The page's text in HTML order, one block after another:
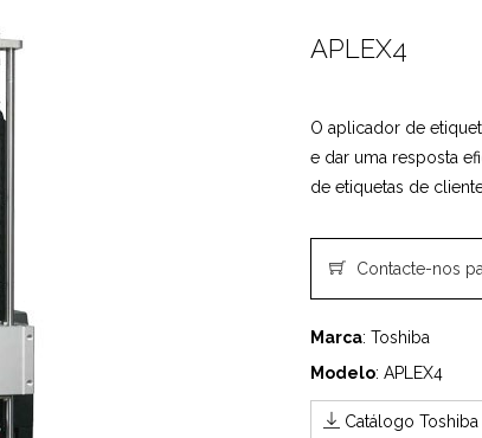
APLEX4
O aplicador de
e dar uma resposta
de etiquetas de
Contacte-nos
Marca: Toshiba
Modelo: APLEX4
Catálogo Toshiba